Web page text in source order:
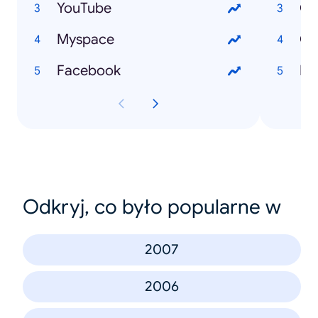
YouTube
Myspace
Facebook
Odkryj, co było popularne w
2007
2006